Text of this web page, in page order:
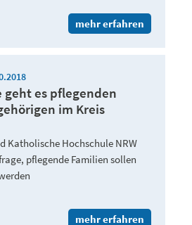
mehr erfahren
geht es pflegenden
im Kreis
Katholische Hochschule NRW
pflegende Familien sollen
mehr erfahren